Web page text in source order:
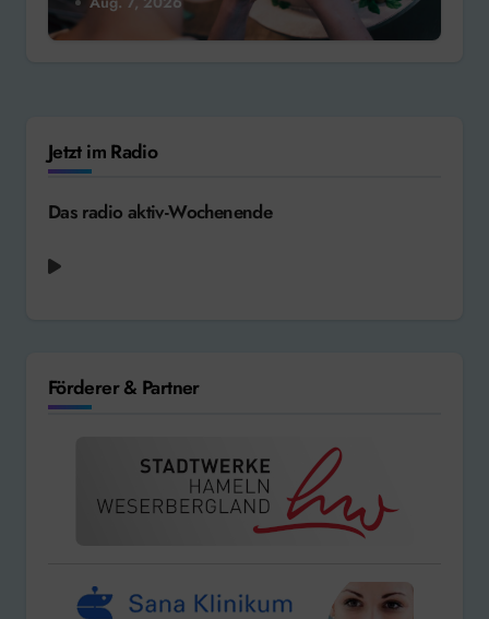
Jetzt im Radio
Das radio aktiv-Wochenende
Förderer & Partner